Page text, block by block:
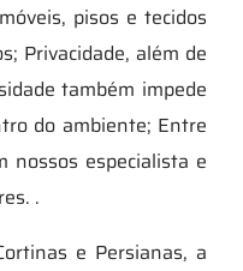
pisos e tecidos
Privacidade, além de
também impede
do ambiente; Entre
nossos especialista e
.
e Persianas, a